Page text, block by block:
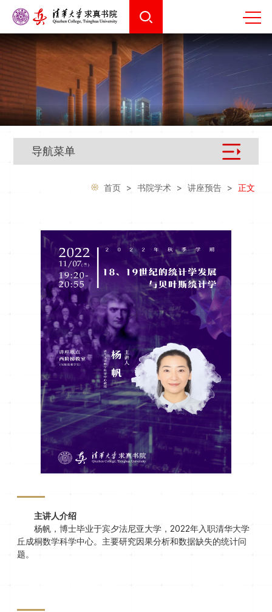
导航菜单
首页 > 书院学术 > 讲座预告 > 正文
主讲人介绍
杨帆，博士毕业于宾夕法尼亚大学，2022年入职清华大学
丘成桐数学科学中心。主要研究因果分析和数据缺失的统计问
题。